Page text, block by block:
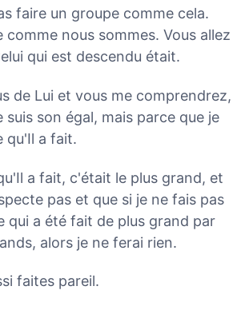
faire un groupe comme cela.
comme nous sommes. Vous allez
qui est descendu était.
de Lui et vous me comprendrez,
suis son égal, mais parce que je
qu'Il a fait.
a fait, c'était le plus grand, et
pas et que si je ne fais pas
qui a été fait de plus grand par
alors je ne ferai rien.
faites pareil.